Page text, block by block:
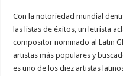
Con la notoriedad mundial
las listas de éxitos, un letrista
compositor nominado al Latin
artistas más populares y
es uno de los diez artistas